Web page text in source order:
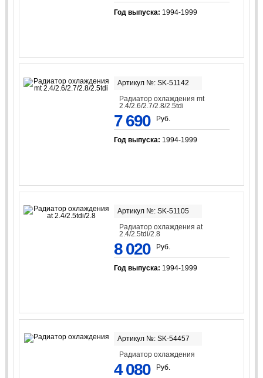
Год выпуска: 1994-1999
Артикул №: SK-51142
Радиатор охлаждения mt
2.4/2.6/2.7/2.8/2.5tdi
7 690 Руб.
Год выпуска: 1994-1999
Артикул №: SK-51105
Радиатор охлаждения at
2.4/2.5tdi/2.8
8 020 Руб.
Год выпуска: 1994-1999
Артикул №: SK-54457
Радиатор охлаждения
4 080 Руб.